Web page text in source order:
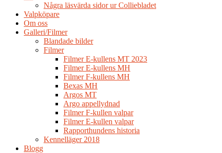
Några läsvärda sidor ur Colliebladet
Valpköpare
Om oss
Galleri/Filmer
Blandade bilder
Filmer
Filmer E-kullens MT 2023
Filmer E-kullens MH
Filmer F-kullens MH
Bexas MH
Argos MT
Argo appellydnad
Filmer F-kullen valpar
Filmer E-kullen valpar
Rapporthundens historia
Kennelläger 2018
Blogg